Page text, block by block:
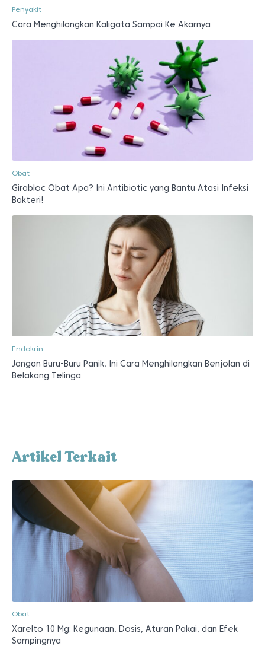
Penyakit
Cara Menghilangkan Kaligata Sampai Ke Akarnya
Obat
Girabloc Obat Apa? Ini Antibiotic yang Bantu Atasi Infeksi
Bakteri!
Endokrin
Jangan Buru-Buru Panik, Ini Cara Menghilangkan Benjolan di
Belakang Telinga
Artikel Terkait
Obat
Xarelto 10 Mg: Kegunaan, Dosis, Aturan Pakai, dan Efek
Sampingnya